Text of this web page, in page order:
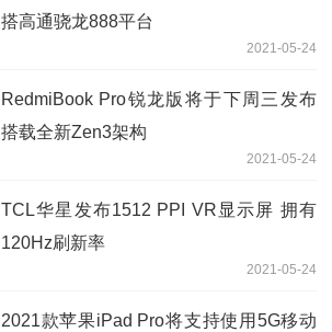
搭高通骁龙888平台
2021-05-24
RedmiBook Pro锐龙版将于下周三发布
搭载全新Zen3架构
2021-05-24
TCL华星发布1512 PPI VR显示屏 拥有
120Hz刷新率
2021-05-24
2021款苹果iPad Pro将支持使用5G移动